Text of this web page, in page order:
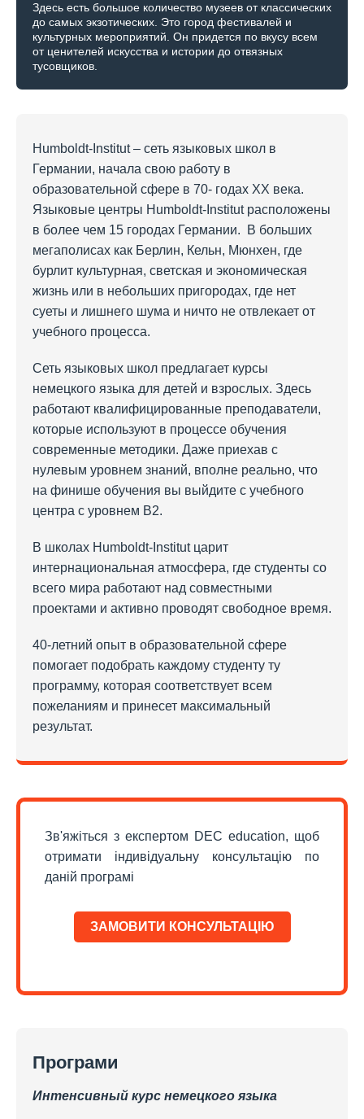
Здесь есть большое количество музеев от классических
до самых экзотических. Это город фестивалей и
культурных мероприятий. Он придется по вкусу всем
от ценителей искусства и истории до отвязных
тусовщиков.
Humboldt-Institut – сеть языковых школ в
Германии, начала свою работу в
образовательной сфере в 70- годах ХХ века.
Языковые центры Humboldt-Institut расположены
в более чем 15 городах Германии. В больших
мегаполисах как Берлин, Кельн, Мюнхен, где
бурлит культурная, светская и экономическая
жизнь или в небольших пригородах, где нет
суеты и лишнего шума и ничто не отвлекает от
учебного процесса.
Сеть языковых школ предлагает курсы
немецкого языка для детей и взрослых. Здесь
работают квалифицированные преподаватели,
которые используют в процессе обучения
современные методики. Даже приехав с
нулевым уровнем знаний, вполне реально, что
на финише обучения вы выйдите с учебного
центра с уровнем B2.
В школах Humboldt-Institut царит
интернациональная атмосфера, где студенты со
всего мира работают над совместными
проектами и активно проводят свободное время.
40-летний опыт в образовательной сфере
помогает подобрать каждому студенту ту
программу, которая соответствует всем
пожеланиям и принесет максимальный
результат.
Зв'яжіться з експертом DEC education, щоб
отримати індивідуальну консультацію по
даній програмі
ЗАМОВИТИ КОНСУЛЬТАЦІЮ
Програми
Интенсивный курс немецкого языка